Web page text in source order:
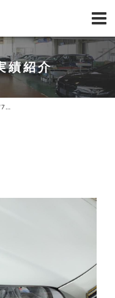
績紹介